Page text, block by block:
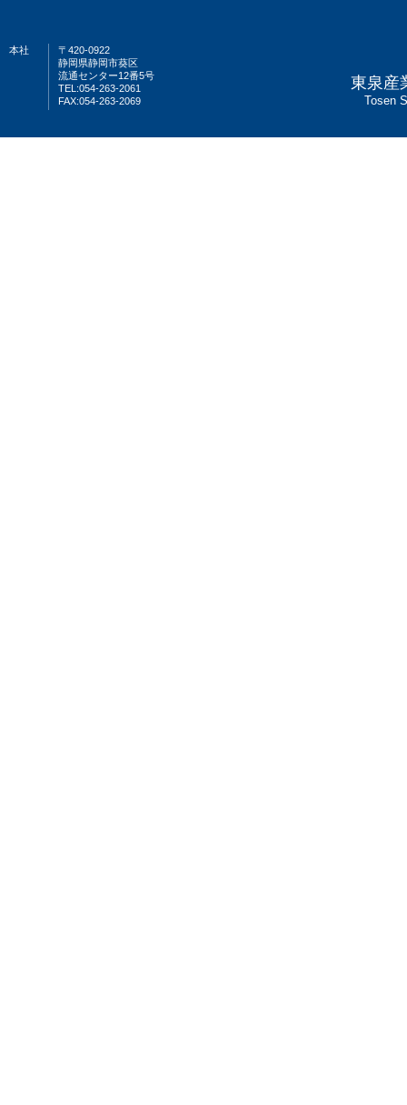
本社
〒420-0922
静岡県静岡市葵区
流通センター12番5号
TEL:054-263-2061
FAX:054-263-2069
東泉産
Tosen